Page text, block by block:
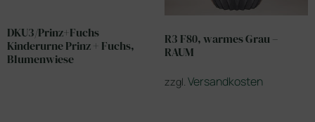
DKU3/Prinz+Fuchs
Kinderurne Prinz + Fuchs,
Blumenwiese
R3 F80, warmes Grau –
RAUM
zzgl. Versandkosten